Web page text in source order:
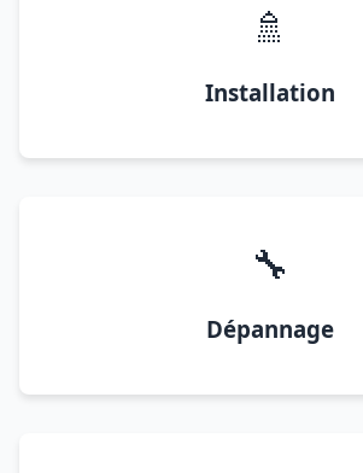
🚿
Installation
🔧
Dépannage